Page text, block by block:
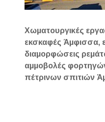
Χωματουργικές
εκσκαφές Άμφισσα,
διαμορφώσεις
αμμοβολές
πέτρινων σπιτιών